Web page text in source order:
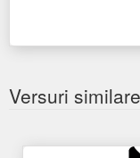
Versuri similare